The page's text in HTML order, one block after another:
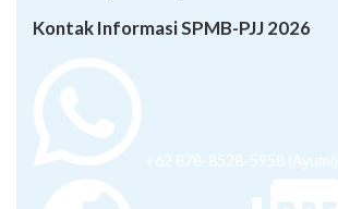
Kontak Informasi SPMB-PJJ 2026
+62 878-8528-5958 (Ayumi)